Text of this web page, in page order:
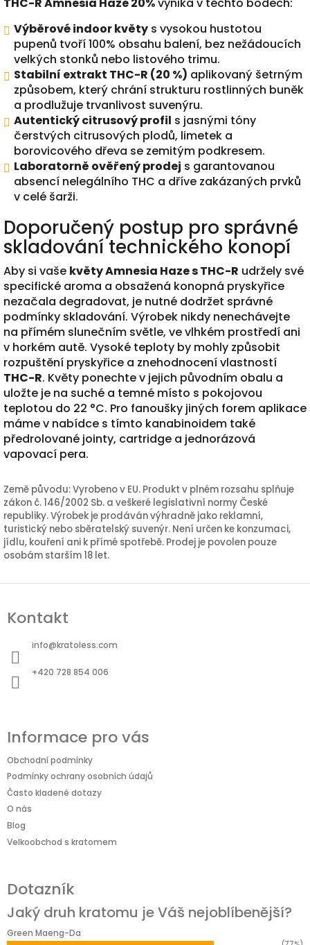
Výběrové indoor květy s vysokou hustotou
pupenů tvoří 100% obsahu balení, bez nežádoucích
velkých stonků nebo listového trimu.
Stabilní extrakt THC-R (20 %) aplikovaný šetrným
způsobem, který chrání strukturu rostlinných buněk
a prodlužuje trvanlivost suvenýru.
Autentický citrusový profil s jasnými tóny
čerstvých citrusových plodů, limetek a
borovicového dřeva se zemitým podkresem.
Laboratorně ověřený prodej s garantovanou
absencí nelegálního THC a dříve zakázaných prvků
v celé šarži.
Doporučený postup pro správné
skladování technického konopí
Aby si vaše květy Amnesia Haze s THC-R udržely své
specifické aroma a obsažená konopná pryskyřice
nezačala degradovat, je nutné dodržet správné
podmínky skladování. Výrobek nikdy nenechávejte
na přímém slunečním světle, ve vlhkém prostředí ani
v horkém autě. Vysoké teploty by mohly způsobit
rozpuštění pryskyřice a znehodnocení vlastností
THC-R. Květy ponechte v jejich původním obalu a
uložte je na suché a temné místo s pokojovou
teplotou do 22 °C. Pro fanoušky jiných forem aplikace
máme v nabídce s tímto kanabinoidem také
předrolované jointy, cartridge a jednorázová
vapovací pera.
Země původu: Vyrobeno v EU. Produkt v plném rozsahu splňuje
zákon č. 146/2002 Sb. a veškeré legislativní normy České
republiky. Výrobek je prodáván výhradně jako reklamní,
turistický nebo sběratelský suvenýr. Není určen ke konzumaci,
jídlu, kouření ani k přímé spotřebě. Prodej je povolen pouze
osobám starším 18 let.
Z
á
p
Kontakt
info@kratoless.com
+420 728 854 006
Informace pro vás
Obchodní podmínky
Podmínky ochrany osobních údajů
Často kladené dotazy
O nás
Blog
Velkoobchod s kratomem
Dotazník
Jaký druh kratomu je Váš nejoblíbenější?
Green Maeng-Da